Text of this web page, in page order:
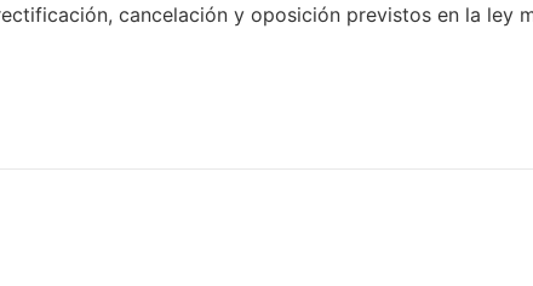
cancelación y oposición previstos en la ley